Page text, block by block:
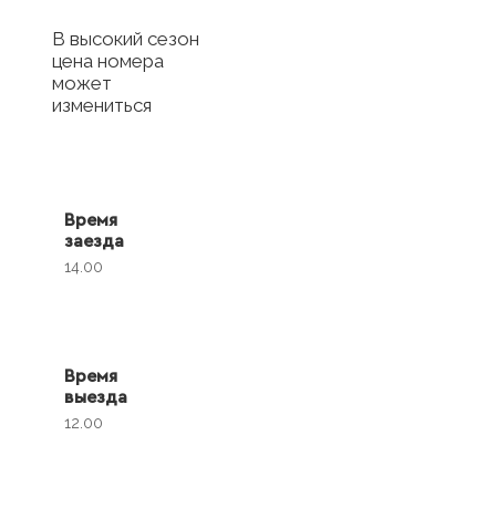
В высокий сезон
цена номера
может
измениться
Время
заезда
14.00
Время
выезда
12.00